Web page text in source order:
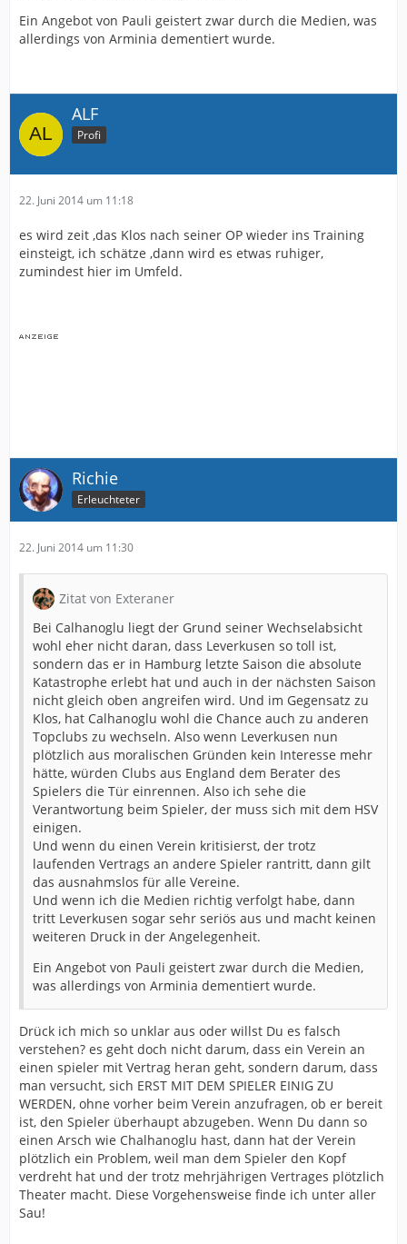
Ein Angebot von Pauli geistert zwar durch die Medien, was
allerdings von Arminia dementiert wurde.
ALF
Profi
22. Juni 2014 um 11:18
es wird zeit ,das Klos nach seiner OP wieder ins Training
einsteigt, ich schätze ,dann wird es etwas ruhiger,
zumindest hier im Umfeld.
Richie
Erleuchteter
22. Juni 2014 um 11:30
Zitat von Exteraner
Bei Calhanoglu liegt der Grund seiner Wechselabsicht
wohl eher nicht daran, dass Leverkusen so toll ist,
sondern das er in Hamburg letzte Saison die absolute
Katastrophe erlebt hat und auch in der nächsten Saison
nicht gleich oben angreifen wird. Und im Gegensatz zu
Klos, hat Calhanoglu wohl die Chance auch zu anderen
Topclubs zu wechseln. Also wenn Leverkusen nun
plötzlich aus moralischen Gründen kein Interesse mehr
hätte, würden Clubs aus England dem Berater des
Spielers die Tür einrennen. Also ich sehe die
Verantwortung beim Spieler, der muss sich mit dem HSV
einigen.
Und wenn du einen Verein kritisierst, der trotz
laufenden Vertrags an andere Spieler rantritt, dann gilt
das ausnahmslos für alle Vereine.
Und wenn ich die Medien richtig verfolgt habe, dann
tritt Leverkusen sogar sehr seriös aus und macht keinen
weiteren Druck in der Angelegenheit.
Ein Angebot von Pauli geistert zwar durch die Medien,
was allerdings von Arminia dementiert wurde.
Drück ich mich so unklar aus oder willst Du es falsch
verstehen? es geht doch nicht darum, dass ein Verein an
einen spieler mit Vertrag heran geht, sondern darum, dass
man versucht, sich ERST MIT DEM SPIELER EINIG ZU
WERDEN, ohne vorher beim Verein anzufragen, ob er bereit
ist, den Spieler überhaupt abzugeben. Wenn Du dann so
einen Arsch wie Chalhanoglu hast, dann hat der Verein
plötzlich ein Problem, weil man dem Spieler den Kopf
verdreht hat und der trotz mehrjährigen Vertrages plötzlich
Theater macht. Diese Vorgehensweise finde ich unter aller
Sau!